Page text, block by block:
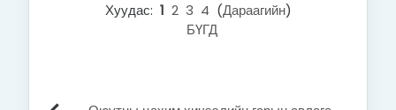
Хуудас: 1 2 3 4 (Дараагийн)
БҮГД